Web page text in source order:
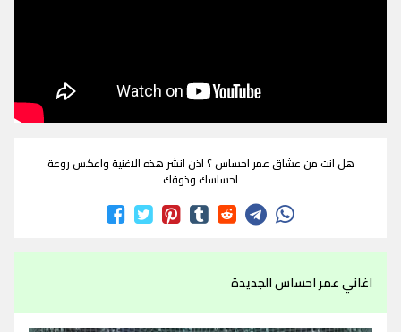
هل انت من عشاق عمر احساس ؟ اذن انشر هذه الاغنية واعكس روعة
احساسك وذوقك
اغاني عمر احساس الجديدة